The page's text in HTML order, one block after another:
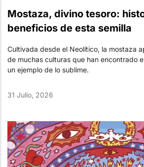
Mostaza, divino tesoro:
beneficios de esta semilla
Cultivada desde el Neolítico, la mostaza
de muchas culturas que han encontrado
un ejemplo de lo sublime.
31 Julio, 2026